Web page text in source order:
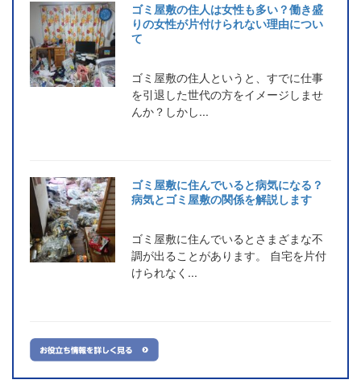
ゴミ屋敷の住人は女性も多い？働き盛
りの女性が片付けられない理由につい
て
ゴミ屋敷の住人というと、すでに仕事
を引退した世代の方をイメージしませ
んか？しかし...
ゴミ屋敷に住んでいると病気になる？
病気とゴミ屋敷の関係を解説します
ゴミ屋敷に住んでいるとさまざまな不
調が出ることがあります。 自宅を片付
けられなく...